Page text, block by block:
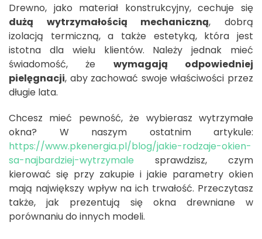
Drewno, jako materiał konstrukcyjny, cechuje się
dużą wytrzymałością mechaniczną, dobrą
izolacją termiczną, a także estetyką, która jest
istotna dla wielu klientów. Należy jednak mieć
świadomość, że wymagają odpowiedniej
pielęgnacji, aby zachować swoje właściwości przez
długie lata.
Chcesz mieć pewność, że wybierasz wytrzymałe
okna? W naszym ostatnim artykule:
https://www.pkenergia.pl/blog/jakie-rodzaje-okien-
sa-najbardziej-wytrzymale
sprawdzisz, czym
kierować się przy zakupie i jakie parametry okien
mają największy wpływ na ich trwałość. Przeczytasz
także, jak prezentują się okna drewniane w
porównaniu do innych modeli.